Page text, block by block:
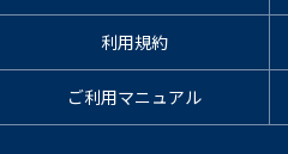
利用規約
ご利用マニュアル